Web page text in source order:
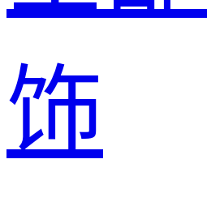
饰